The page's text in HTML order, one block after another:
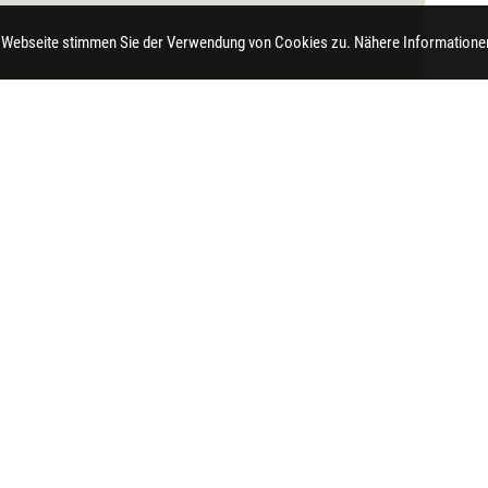
stimmen Sie der Verwendung von Cookies zu. Nähere